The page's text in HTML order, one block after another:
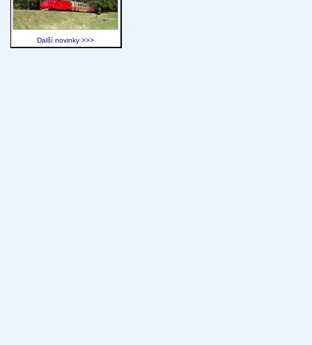
Další novinky >>>